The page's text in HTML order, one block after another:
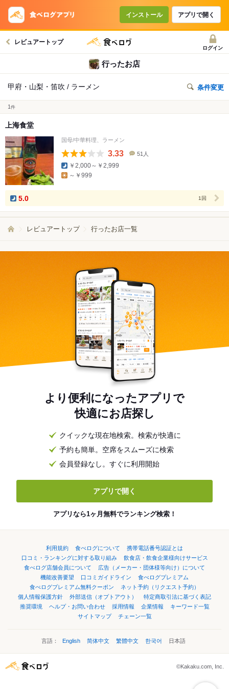
インストール アプリで開く
レビュアートップ
ログイン
行ったお店
甲府・山梨・笛吹 / ラーメン 条件変更
1 件
上海食堂
国母/中華料理、ラーメン
3.33
数
51人
￥2,000～￥2,999
～￥999
5.0 1回
レビュアートップ 行ったお店一覧
より便利になったアプリで
快適にお店探し
クイックな現在地検索。検索が快適に
予約も簡単。空席をスムーズに検索
会員登録なし。すぐに利用開始
アプリで開く
アプリなら1ヶ月無料でランキング検索！
利用規約 食べログについて
携帯電話番号認証とは
口コミ・ランキングに対する取り組み
飲食店・飲食企業様向けサービス
食べログ店舗会員について
広告（メーカー・団体様等向け）について
機能改善要望
口コミガイドライン
食べログプレミアム
食べログプレミアム無料クーポン
ネット予約（リクエスト予約）
個人情報保護方針
外部送信（オプトアウト）
特定商取引法に基づく表記
推奨環境
ヘルプ・お問い合わせ 採用情報 企業情報
キーワード一覧
サイトマップ
チェーン一覧
言語： English 简体中文 繁體中文 한국어 日本語
©Kakaku.com, Inc.